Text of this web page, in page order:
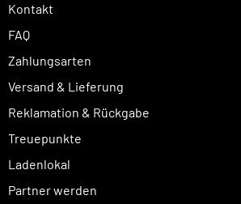
Kontakt
FAQ
Zahlungsarten
Versand & Lieferung
Reklamation & Rückgabe
Treuepunkte
Ladenlokal
Partner werden